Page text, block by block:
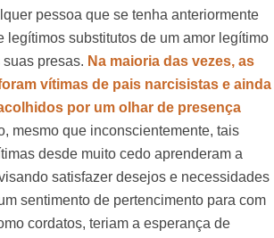
pessoa que se tenha anteriormente
legítimos substitutos de um amor legítimo
presas. Na maioria das vezes, as
vítimas de pais narcisistas e ainda
por um olhar de presença
mesmo que inconscientemente, tais
desde muito cedo aprenderam a
satisfazer desejos e necessidades
sentimento de pertencimento para com
cordatos, teriam a esperança de